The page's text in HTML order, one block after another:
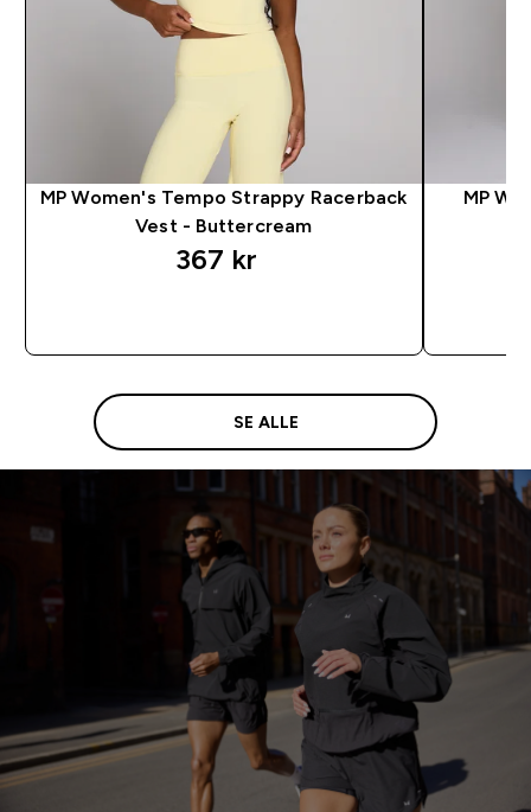
MP Women's Tempo Strappy Racerback
Vest - Buttercream
367 kr‎
MP
SE ALLE